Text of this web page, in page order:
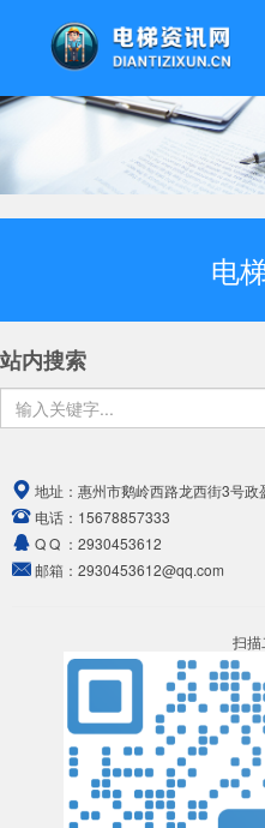
电
站内搜索
地址： 惠州市鹅岭西路龙西街3号
电话： 15678857333
Q Q ： 2930453612
邮箱： 2930453612@qq.com
扫描